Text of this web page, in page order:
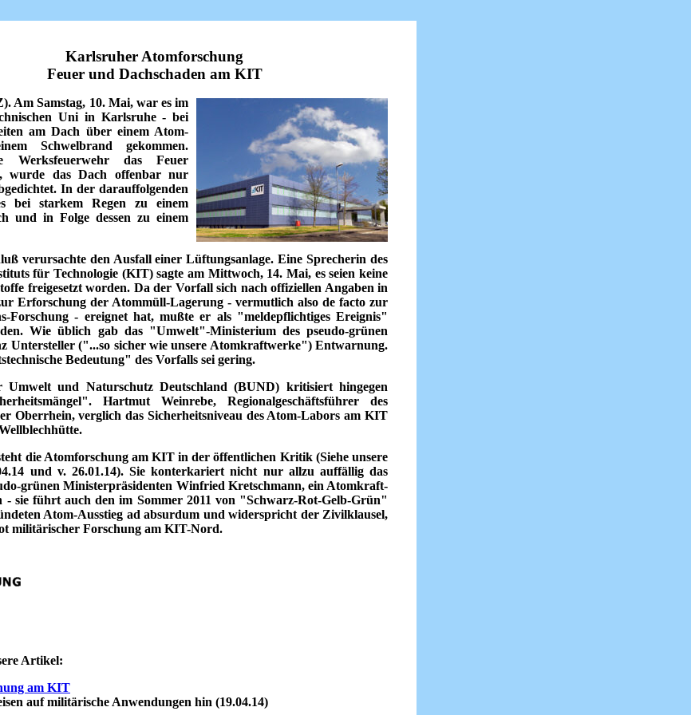
Karlsruher Atomforschung
Feuer und Dachschaden am KIT
Am Samstag, 10. Mai, war es im
Uni in Karlsruhe - bei
am Dach über einem Atom-
Schwelbrand gekommen.
Werksfeuerwehr das Feuer
wurde das Dach offenbar nur
In der darauffolgenden
bei starkem Regen zu einem
und in Folge dessen zu einem
verursachte den Ausfall einer Lüftungsanlage. Eine Sprecherin des
für Technologie (KIT) sagte am Mittwoch, 14. Mai, es seien keine
freigesetzt worden. Da der Vorfall sich nach offiziellen Angaben in
Erforschung der Atommüll-Lagerung - vermutlich also de facto zur
Forschung - ereignet hat, mußte er als "meldepflichtiges Ereignis"
Wie üblich gab das "Umwelt"-Ministerium des pseudo-grünen
Untersteller ("...so sicher wie unsere Atomkraftwerke") Entwarnung.
Bedeutung" des Vorfalls sei gering.
und Naturschutz Deutschland (BUND) kritisiert hingegen
Hartmut Weinrebe, Regionalgeschäftsführer des
Oberrhein, verglich das Sicherheitsniveau des Atom-Labors am KIT
die Atomforschung am KIT in der öffentlichen Kritik (Siehe unsere
und v. 26.01.14). Sie konterkariert nicht nur allzu auffällig das
grünen Ministerpräsidenten Winfried Kretschmann, ein Atomkraft-
- sie führt auch den im Sommer 2011 von "Schwarz-Rot-Gelb-Grün"
Atom-Ausstieg ad absurdum und widerspricht der Zivilklausel,
militärischer Forschung am KIT-Nord.
Artikel:
am KIT
auf militärische Anwendungen hin (19.04.14)